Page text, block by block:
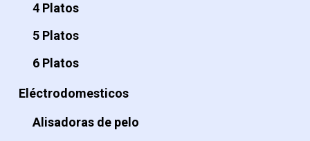
4 Platos
5 Platos
6 Platos
Eléctrodomesticos
Alisadoras de pelo